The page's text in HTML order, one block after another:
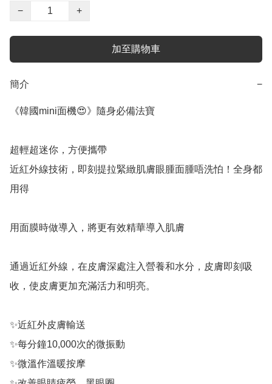
−
+
加至購物車
簡介 −
《韓國mini面機😍》隨身必備法寶
超輕超迷你，方便攜帶
近紅外線技術，即刻提拉緊緻肌膚眼腫面腫唔洗怕！全身都
用得
用面膜時做導入，將更有效精華導入肌膚
通過近紅外線，在皮膚深處注入營養和水分，皮膚即刻吸
收，使皮膚更加充滿活力和明亮。
✨近紅外皮膚輸送
✨每分鐘10,000次的微振動
✨微溫作溫暖按摩